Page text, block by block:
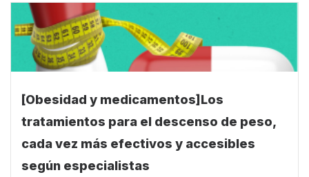
[Obesidad y medicamentos]Los
tratamientos para el descenso de peso,
cada vez más efectivos y accesibles
según especialistas